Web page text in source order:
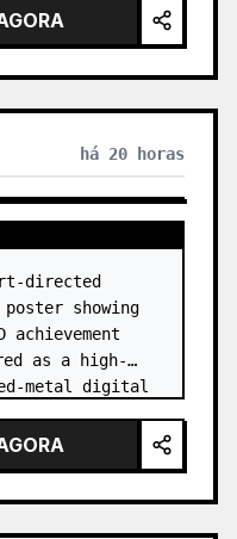
white jade
há 20 horas
directed
showing
as a high-
metal digital
stu…